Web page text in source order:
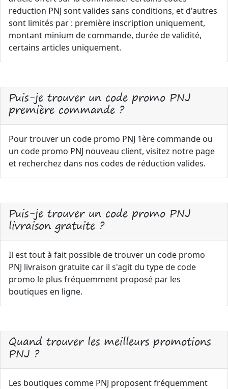
reduction PNJ sont valides sans conditions, et d'autres
sont limités par : première inscription uniquement,
montant minium de commande, durée de validité,
certains articles uniquement.
Puis-je trouver un code promo PNJ
première commande ?
Pour trouver un code promo PNJ 1ère commande ou
un code promo PNJ nouveau client, visitez notre page
et recherchez dans nos codes de réduction valides.
Puis-je trouver un code promo PNJ
livraison gratuite ?
Il est tout à fait possible de trouver un code promo
PNJ livraison gratuite car il s'agit du type de code
promo le plus fréquemment proposé par les
boutiques en ligne.
Quand trouver les meilleurs promotions
PNJ ?
Les boutiques comme PNJ proposent fréquemment